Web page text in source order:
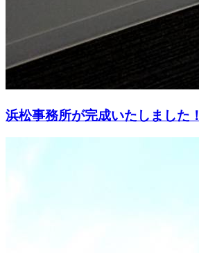
浜松事務所が完成いたしました！